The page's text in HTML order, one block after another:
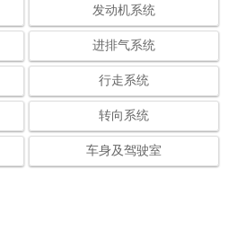
发动机系统
进排气系统
行走系统
转向系统
车身及驾驶室